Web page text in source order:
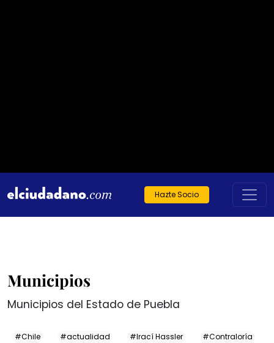
Hazte Socio
Municipios
Municipios del Estado de Puebla
#Chile #actualidad #Irací Hassler
#Contraloría